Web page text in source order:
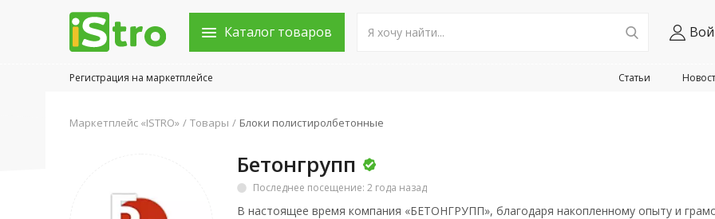
Каталог товаров
Статьи
Регистрация на маркетплейсе
Маркетплейс «ISTRO» Товары Блоки полистиролбетонные
Бетонгрупп
Последнее посещение: 2 года назад
В настоящее время компания «БЕТОНГРУПП», благодаря накопленному опыту и